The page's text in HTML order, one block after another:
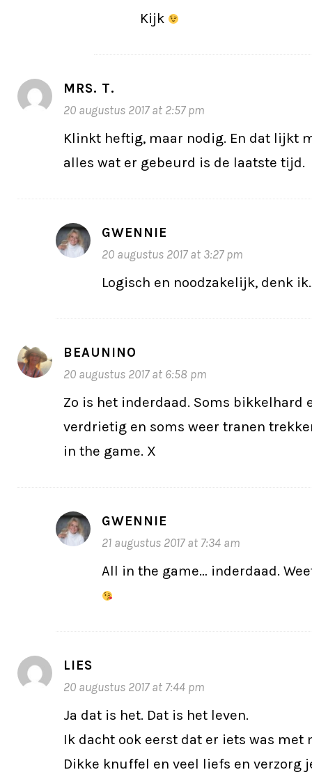
Kijk
MRS. T.
20 augustus 2017 at 2:57 pm
Klinkt heftig, maar nodig. En dat lijkt
alles wat er gebeurd is de laatste tijd.
GWENNIE
20 augustus 2017 at 3:27 pm
Logisch en noodzakelijk, denk
BEAUNINO
20 augustus 2017 at 6:58 pm
Zo is het inderdaad. Soms bikkelhard
verdrietig en soms weer tranen
in the game. X
GWENNIE
21 augustus 2017 at 7:34 am
All in the game… inderdaad.
LIES
20 augustus 2017 at 7:44 pm
Ja dat is het. Dat is het leven.
Ik dacht ook eerst dat er iets was met
Dikke knuffel en veel liefs en verzorg